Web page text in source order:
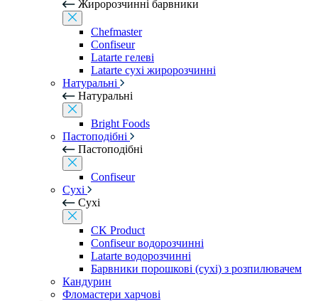
Жиророзчинні барвники
Chefmaster
Confiseur
Latarte гелеві
Latarte сухі жиророзчинні
Натуральні
Натуральні
Bright Foods
Пастоподібні
Пастоподібні
Confiseur
Сухі
Сухі
CK Product
Confiseur водорозчинні
Latarte водорозчинні
Барвники порошкові (сухі) з розпилювачем
Кандурин
Фломастери харчові